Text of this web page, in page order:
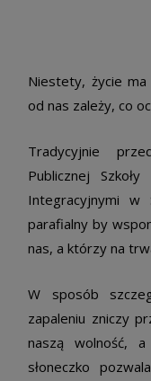
Niestety, życie
od nas zależy, co
Tradycyjnie
Publicznej
Integracyjnymi w
parafialny by
nas, a którzy na
W sposób
zapaleniu zniczy
naszą wolność, a
słoneczko